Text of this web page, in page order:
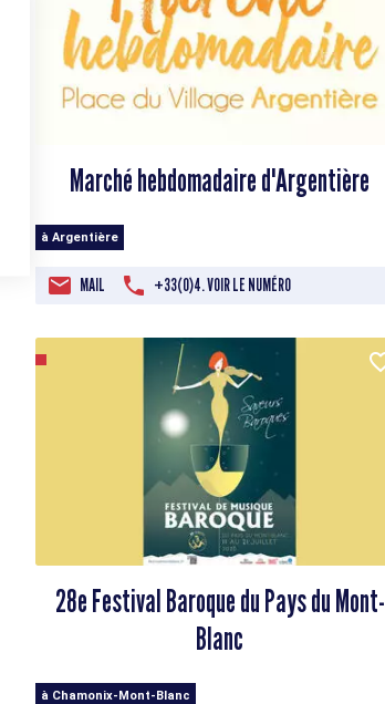
Marché hebdomadaire d'Argentière
à Argentière
MAIL +33(0)4. VOIR LE NUMÉRO
28e Festival Baroque du Pays du Mont-
Blanc
à Chamonix-Mont-Blanc